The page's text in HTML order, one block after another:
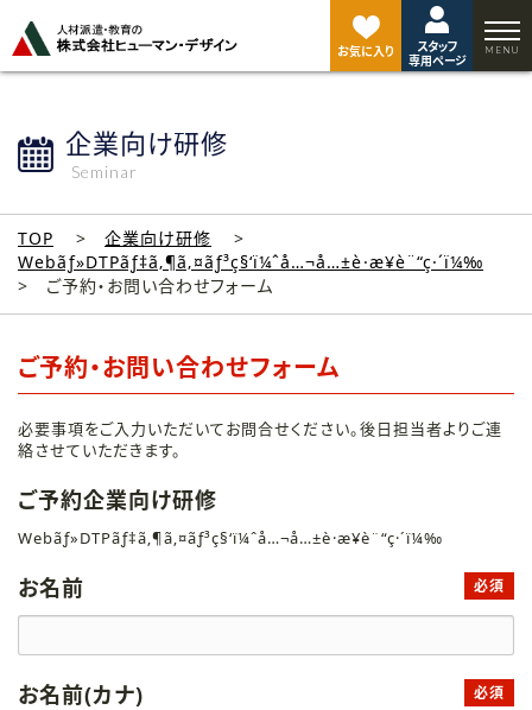
お気に入り
スタッフ
専用ページ
企業向け研修
Seminar
TOP
企業向け研修
Webãƒ»DTPãƒ‡ã‚¶ã‚¤ãƒ³ç§‘ï¼ˆå…¬å…±è·æ¥­è¨“ç·´ï¼‰
ご予約・お問い合わせフォーム
ご予約・お問い合わせフォーム
必要事項をご入力いただいてお問合せください。後日担当者よりご連
絡させていただきます。
ご予約企業向け研修
Webãƒ»DTPãƒ‡ã‚¶ã‚¤ãƒ³ç§‘ï¼ˆå…¬å…±è·æ¥­è¨“ç·´ï¼‰
お名前 必須
お名前(カナ) 必須
ジ
ト